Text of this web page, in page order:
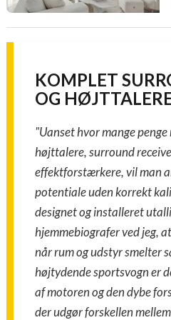
KOMPLET
OG
"Uanset hvor mange
højttalere, surround
effektforstærkere, vil man
potentiale uden korrekt
designet og installeret
hjemmebiografer ved jeg,
når rum og udstyr smelter
højtydende sportsvogn er
af motoren og den dybe
der udgør forskellen